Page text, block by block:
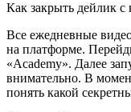
Как закрыть дейлик с
Все ежедневные
на платформе.
«Academy». Далее
внимательно. В
понять какой